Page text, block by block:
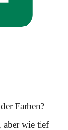
Farben?
aber wie tief